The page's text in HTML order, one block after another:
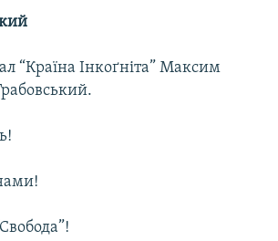
“Країна Інкоґніта” Максим